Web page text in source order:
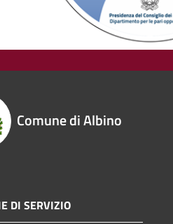
Comune di Albino
DI SERVIZIO